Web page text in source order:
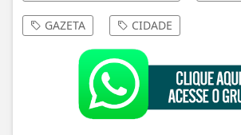
GAZETA CIDADE